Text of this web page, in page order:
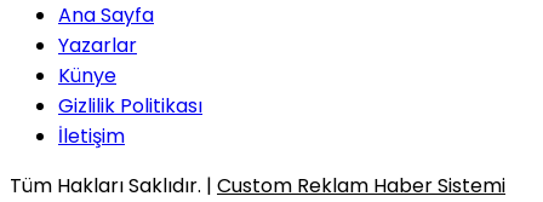
Ana Sayfa
Yazarlar
Künye
Gizlilik Politikası
İletişim
Tüm Hakları Saklıdır. | Custom Reklam Haber Sistemi